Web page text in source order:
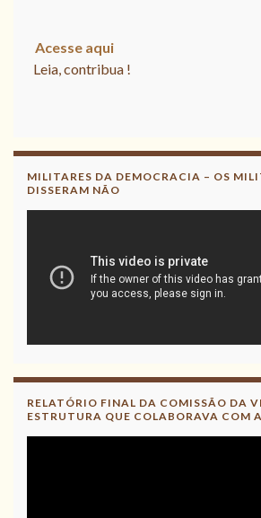
CNV
Leia, divulgue!
MILITARES DA DEMOCRACIA – OS
DISSERAM NÃO
RELATÓRIO FINAL DA COMISSÃO DA
ESTRUTURA QUE COLABORAVA COM